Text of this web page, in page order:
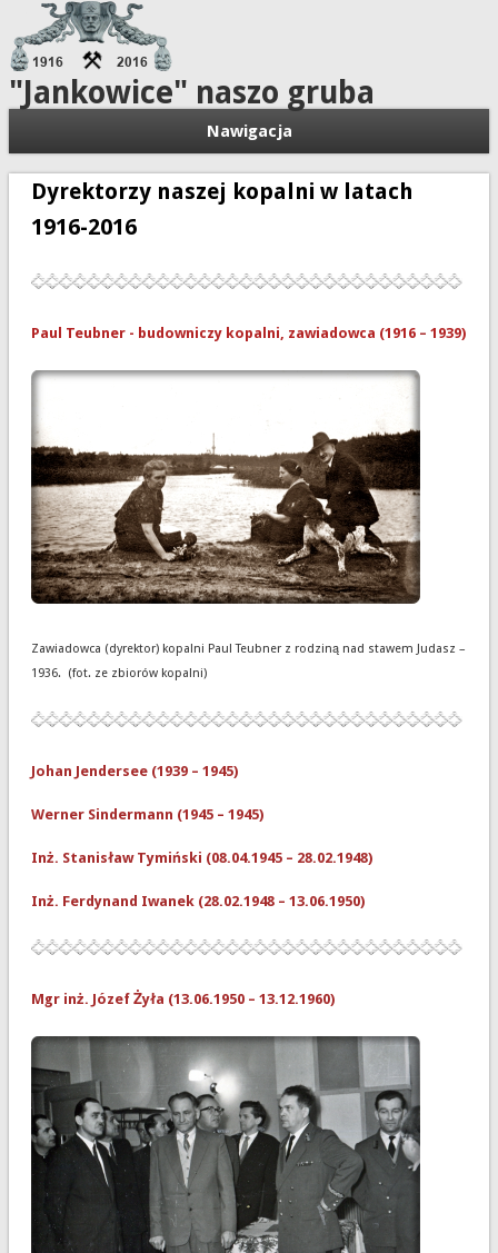
"Jankowice" naszo gruba
Nawigacja
Dyrektorzy naszej kopalni w latach
1916-2016
Paul Teubner - budowniczy kopalni, zawiadowca (1916 – 1939)
Zawiadowca (dyrektor) kopalni Paul Teubner z rodziną nad stawem Judasz –
1936. (fot. ze zbiorów kopalni)
Johan Jendersee (1939 – 1945)
Werner Sindermann (1945 – 1945)
Inż. Stanisław Tymiński (08.04.1945 – 28.02.1948)
Inż. Ferdynand Iwanek (28.02.1948 – 13.06.1950)
Mgr inż. Józef Żyła (13.06.1950 – 13.12.1960)